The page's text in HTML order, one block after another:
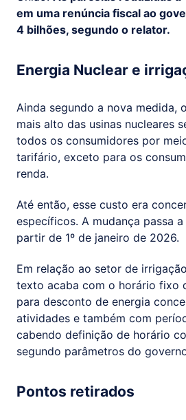
em uma renúncia fiscal ao
4 bilhões, segundo o relator.
Energia Nuclear e
Ainda segundo a nova medida,
mais alto das usinas nucleares
todos os consumidores por
tarifário, exceto para os
renda.
Até então, esse custo era
específicos. A mudança passa
partir de 1º de janeiro de 2026.
Em relação ao setor de
texto acaba com o horário fixo
para desconto de energia
atividades e também com
cabendo definição de horário
segundo parâmetros do
Pontos retirados